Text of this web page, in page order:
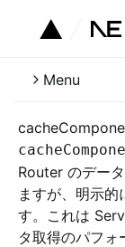
Menu
Router のデー
ますが、明示的
す。これは
タ取得のパフォ